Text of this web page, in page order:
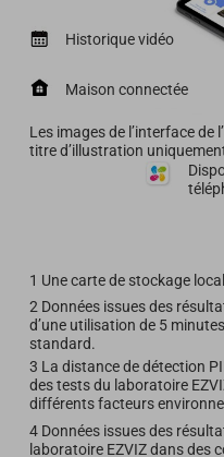
Historique vidéo
Maison connectée
Les images de l’interface de
titre d’illustration
1 Une carte de stockage
2 Données issues des
d’une utilisation de 5
standard.
3 La distance de détection
des tests du laboratoire
différents facteurs
4 Données issues des
laboratoire EZVIZ dans des